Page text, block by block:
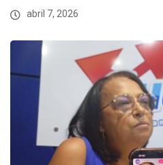
abril 7, 2026